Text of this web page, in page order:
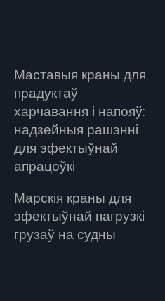
Маставыя краны для
прадуктаў
харчавання і напояў:
надзейныя рашэнні
для эфектыўнай
апрацоўкі
Марскія краны для
эфектыўнай пагрузкі
грузаў на судны